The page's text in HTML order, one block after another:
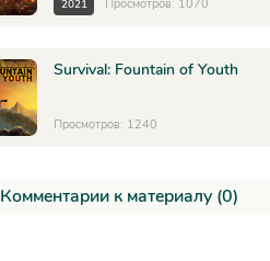
2021 Просмотров: 1070
Survival: Fountain of Youth
Просмотров: 1240
Комментарии к материалу (0)